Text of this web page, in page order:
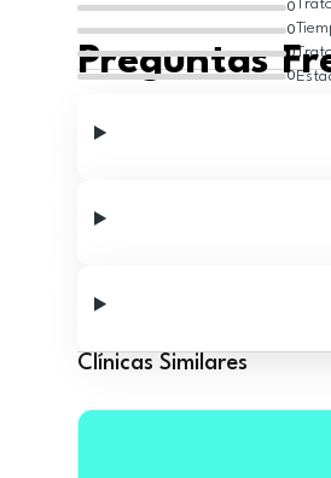
0
0
0
0
Preguntas
Clínicas Similares